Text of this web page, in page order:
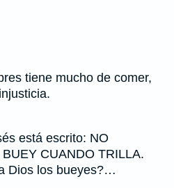
tiene mucho de comer,
está escrito: NO
CUANDO TRILLA.
Dios los bueyes?…